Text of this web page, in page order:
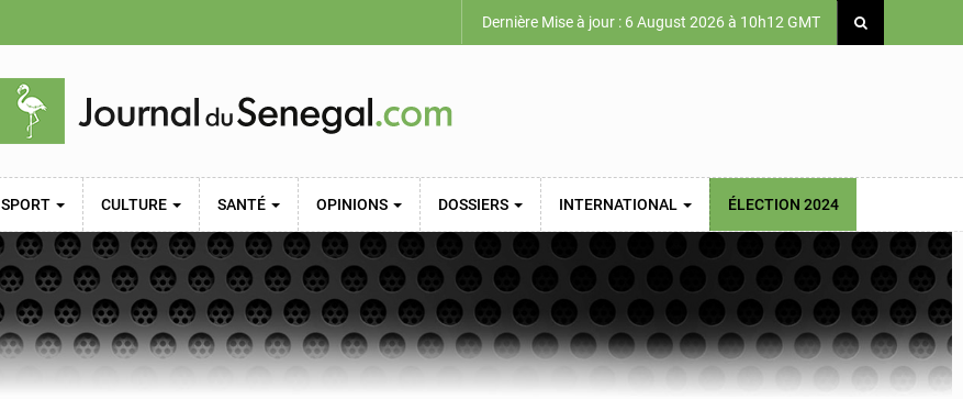
Dernière Mise à jour : 6 August 2026 à 10h12 GMT
SPORT CULTURE SANTÉ OPINIONS DOSSIERS INTERNATIONAL ÉLECTION 2024